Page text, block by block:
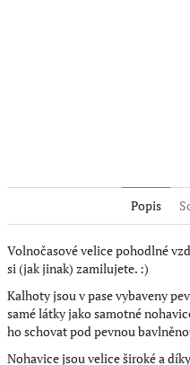
Popis
Volnočasové velice pohodlné
si (jak jinak) zamilujete. :)
Kalhoty jsou v pase vybaveny
samé látky jako samotné
ho schovat pod pevnou
Nohavice jsou velice široké a